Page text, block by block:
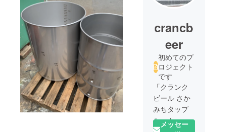
crancb
eer
初めてのプ
ロジェクト
です
「クランク
ビール さか
みちタップ
ルーム」
メッセー